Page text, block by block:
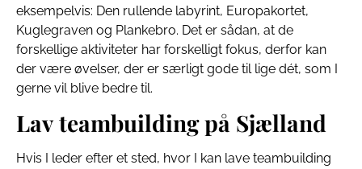
eksempelvis: Den rullende labyrint, Europakortet,
Kuglegraven og Plankebro. Det er sådan, at de
forskellige aktiviteter har forskelligt fokus, derfor kan
der være øvelser, der er særligt gode til lige dét, som I
gerne vil blive bedre til.
Lav teambuilding på Sjælland
Hvis I leder efter et sted, hvor I kan lave teambuilding